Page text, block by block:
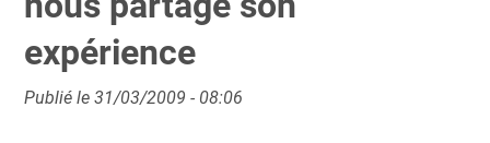
expérience
Publié le 31/03/2009 - 08:06